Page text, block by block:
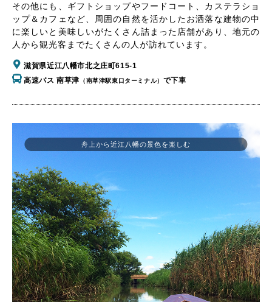
その他にも、ギフトショップやフードコート、カステラショ
ップ＆カフェなど、周囲の自然を活かしたお洒落な建物の中
に楽しいと美味しいがたくさん詰まった店舗があり、地元の
人から観光客までたくさんの人が訪れています。
滋賀県近江八幡市北之庄町615-1
高速バス 南草津 （南草津駅東口ターミナル） で下車
舟上から近江八幡の景色を楽しむ